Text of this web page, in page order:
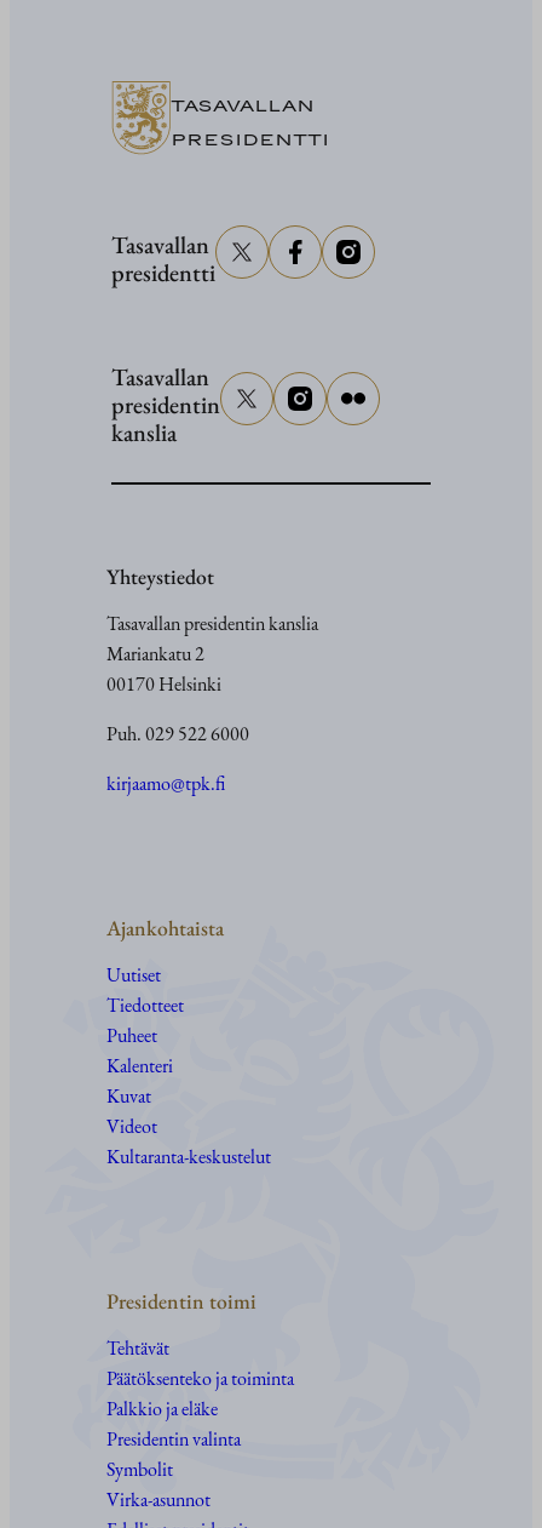
TASAVALLAN
PRESIDENTTI
Tasavallan
presidentti
Tasavallan
presidentin
kanslia
Yhteystiedot
Tasavallan presidentin kanslia
Mariankatu 2
00170 Helsinki
Puh. 029 522 6000
kirjaamo@tpk.fi
Ajankohtaista
Uutiset
Tiedotteet
Puheet
Kalenteri
Kuvat
Videot
Kultaranta-keskustelut
Presidentin toimi
Tehtävät
Päätöksenteko ja toiminta
Palkkio ja eläke
Presidentin valinta
Symbolit
Virka-asunnot